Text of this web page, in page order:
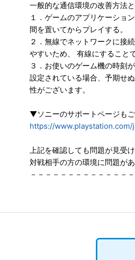
一般的な通信環境の改善方法
１．ゲームのアプリケーショ
間を置いてからプレイする。
２．無線でネットワークに接
やすいため、 有線にすること
３．お使いのゲーム機の時刻
設定されている場合、予期せ
性がございます。
▼ソニーのサポートページもご
https://
上記を確認しても問題が見受け
対戦相手の方の環境に問題が
－－－－－－－－－－－－－